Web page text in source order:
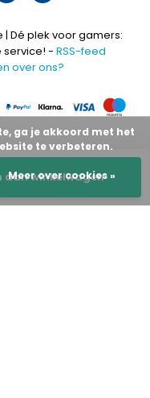
aan winkelwagen
Dé plek voor gamers:
service! - RSS-feed
over ons?
ga je akkoord met het
te verbeteren.
Meer over cookies »